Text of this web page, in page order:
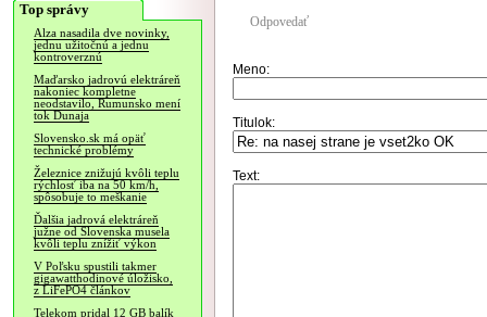
Top správy
Alza nasadila dve novinky,
jednu užitočnú a jednu
kontroverznú
Maďarsko jadrovú elektráreň
nakoniec kompletne
neodstavilo, Rumunsko mení
tok Dunaja
Slovensko.sk má opäť
technické problémy
Železnice znižujú kvôli teplu
rýchlosť iba na 50 km/h,
spôsobuje to meškanie
Ďalšia jadrová elektráreň
južne od Slovenska musela
kvôli teplu znížiť výkon
V Poľsku spustili takmer
gigawatthodinové úložisko,
z LiFePO4 článkov
Telekom pridal 12 GB balík
Odpovedať
Meno:
Titulok:
Text: